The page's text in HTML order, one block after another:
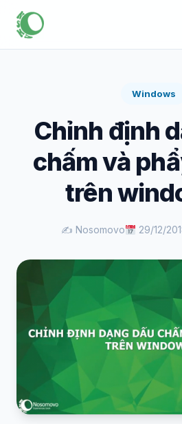
Windows
Chỉnh định
chấm và
trên
✍️ Nosomovo 29/12/